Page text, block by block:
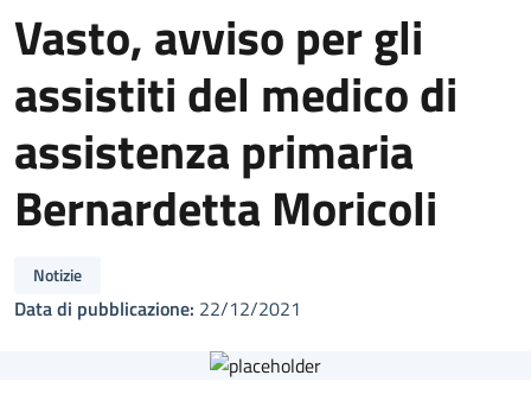
Vasto, avviso per gli
assistiti del medico di
assistenza primaria
Bernardetta Moricoli
Notizie
Data di pubblicazione: 22/12/2021